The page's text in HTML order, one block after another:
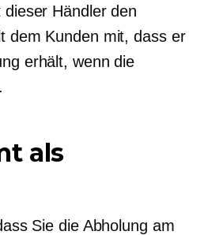
Händler den
dem Kunden mit, dass er
erhält, wenn die
als
Sie die Abholung am